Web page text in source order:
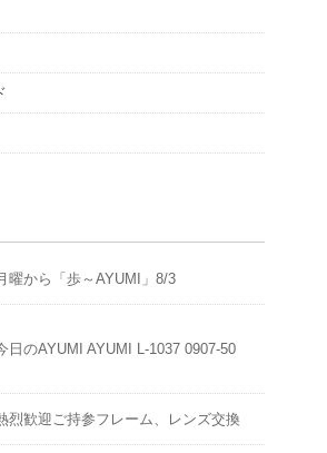
曜から「歩～AYUMI」8/3
日のAYUMI AYUMI L-1037 0907-50
烈歓迎ご持参フレーム、レンズ交換